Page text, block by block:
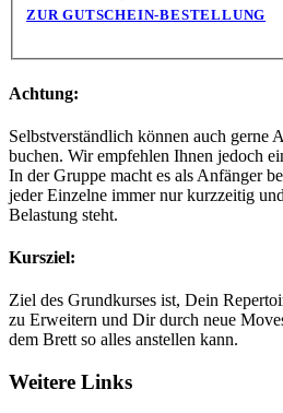
ZUR GUTSCHEIN-BESTELLUNG
Achtung:
Selbstverständlich können auch gerne
buchen. Wir empfehlen Ihnen jedoch
In der Gruppe macht es als Anfänger
jeder Einzelne immer nur kurzzeitig
Belastung steht.
Kursziel:
Ziel des Grundkurses ist, Dein
zu Erweitern und Dir durch neue
dem Brett so alles anstellen kann.
Weitere Links